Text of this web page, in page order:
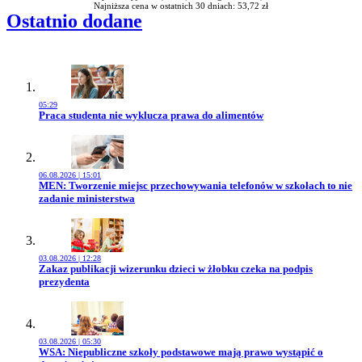
Najniższa cena w ostatnich 30 dniach: 53,72 zł
Ostatnio dodane
05:29
Przejdź do artykułu:
Praca studenta nie wyklucza prawa do alimentów
06.08.2026 | 15:01
Przejdź do artykułu:
MEN: Tworzenie miejsc przechowywania telefonów w szkołach to nie
zadanie ministerstwa
03.08.2026 | 12:28
Przejdź do artykułu:
Zakaz publikacji wizerunku dzieci w żłobku czeka na podpis
prezydenta
03.08.2026 | 05:30
Przejdź do artykułu:
WSA: Niepubliczne szkoły podstawowe mają prawo wystąpić o